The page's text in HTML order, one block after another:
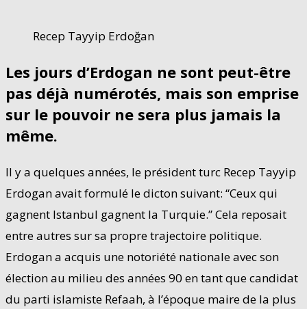
Recep Tayyip Erdoğan
Les jours d’Erdogan ne sont peut-être
pas déjà numérotés, mais son emprise
sur le pouvoir ne sera plus jamais la
même.
Il y a quelques années, le président turc Recep Tayyip
Erdogan avait formulé le dicton suivant: “Ceux qui
gagnent Istanbul gagnent la Turquie.” Cela reposait
entre autres sur sa propre trajectoire politique.
Erdogan a acquis une notoriété nationale avec son
élection au milieu des années 90 en tant que candidat
du parti islamiste Refaah, à l’époque maire de la plus